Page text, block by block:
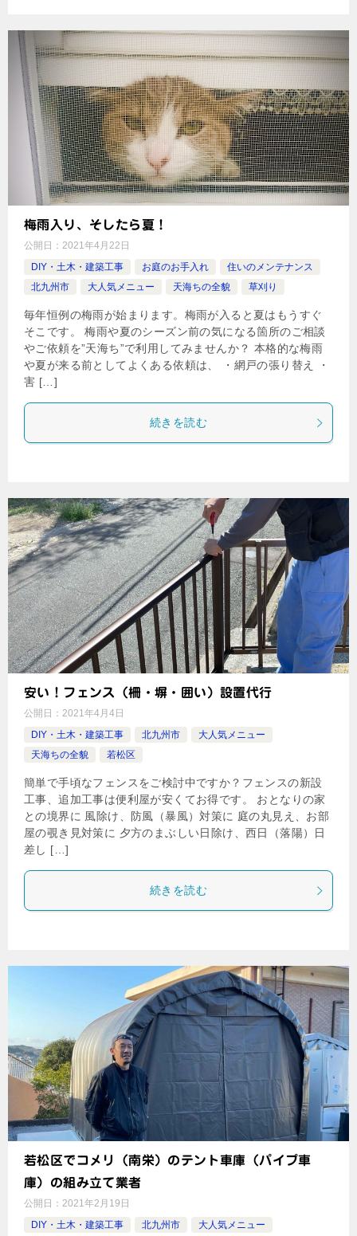
梅雨入り、そしたら夏！
公開日： 2021年4月22日
DIY・土木・建築工事
お庭のお手入れ
住いのメンテナンス
北九州市
大人気メニュー 天海ちの全貌 草刈り
毎年恒例の梅雨が始まります。梅雨が入ると夏はもうすぐ
そこです。 梅雨や夏のシーズン前の気になる箇所のご相談
やご依頼を”天海ち”で利用してみませんか？ 本格的な梅雨
や夏が来る前としてよくある依頼は、 ・網戸の張り替え ・
害 […]
続きを読む
安い！フェンス（柵・塀・囲い）設置代行
公開日： 2021年4月4日
DIY・土木・建築工事
北九州市
大人気メニュー
天海ちの全貌
若松区
簡単で手頃なフェンスをご検討中ですか？フェンスの新設
工事、追加工事は便利屋が安くてお得です。 おとなりの家
との境界に 風除け、防風（暴風）対策に 庭の丸見え、お部
屋の覗き見対策に 夕方のまぶしい日除け、西日（落陽）日
差し […]
続きを読む
若松区でコメリ（南栄）のテント車庫（パイプ車
庫）の組み立て業者
公開日： 2021年2月19日
DIY・土木・建築工事
北九州市 大人気メニュー